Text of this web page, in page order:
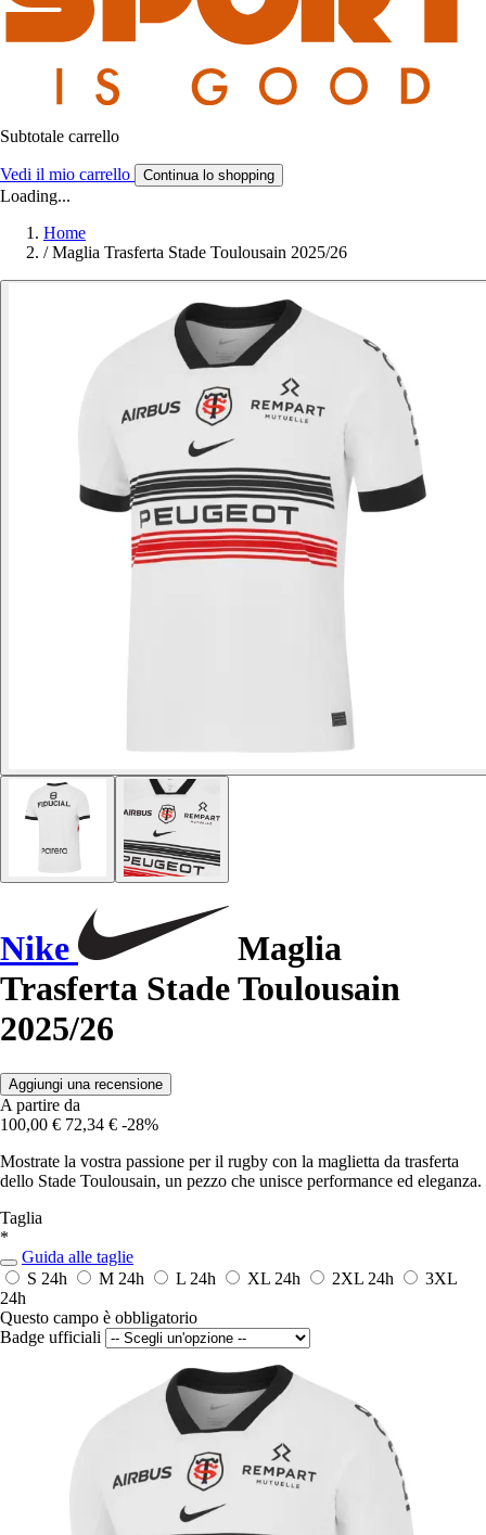
Subtotale carrello
Vedi il mio carrello Continua lo shopping
Loading...
Home
/ Maglia Trasferta Stade Toulousain 2025/26
Nike
Maglia
Trasferta Stade Toulousain
2025/26
Aggiungi una recensione
A partire da
100,00 € 72,34 € -28%
Mostrate la vostra passione per il rugby con la maglietta da trasferta
dello Stade Toulousain, un pezzo che unisce performance ed eleganza.
Taglia
*
Guida alle taglie
S 24h M 24h L 24h XL 24h 2XL 24h
3XL
24h
Questo campo è obbligatorio
Badge ufficiali